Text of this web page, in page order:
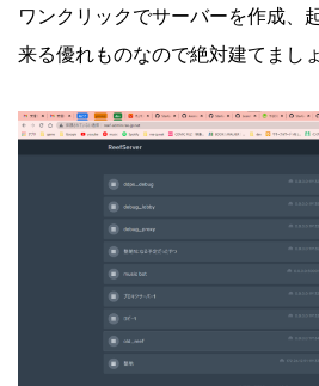
ワンクリックでサーバーを作成、
来る優れものなので絶対建てまし